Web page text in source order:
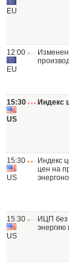
EU
12:00
EU
15:30
US
Индекс
15:30
US
Индекс
цен на
15:30
US
ИЦП без
энергию